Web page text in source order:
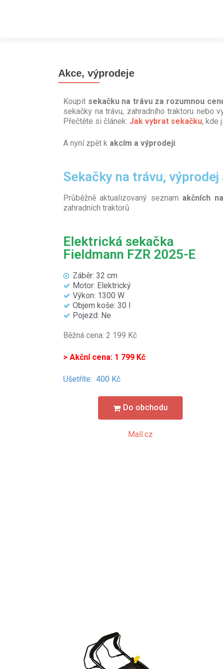
Akce, výprodeje
Koupit sekačku na trávu za rozumnou
sekačky na trávu, zahradního traktoru nebo
Přečtěte si článek: Jak vybrat sekačku, kde
A nyní zpět k akcím a výprodeji:
Sekačky na trávu, výprodej
Průběžně aktualizovaný seznam akčních
zahradních traktorů
Elektrická sekačka
Fieldmann FZR 2025-E
Záběr: 32 cm
Motor: Elektrický
Výkon: 1300 W
Objem koše: 30 l
Pojezd: Ne
Běžná cena: 2 199 Kč
> Akční cena: 1 799 Kč
Ušetříte: 400 Kč
Do obchodu
Mall.cz